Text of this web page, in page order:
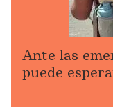
Ante las
puede